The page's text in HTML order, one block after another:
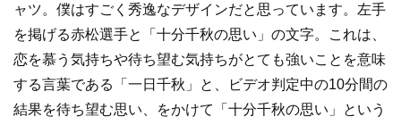
ャツ。僕はすごく秀逸なデザインだと思っています。左手
を掲げる赤松選手と「十分千秋の思い」の文字。これは、
恋を慕う気持ちや待ち望む気持ちがとても強いことを意味
する言葉である「一日千秋」と、ビデオ判定中の10分間の
結果を待ち望む思い、をかけて「十分千秋の思い」という